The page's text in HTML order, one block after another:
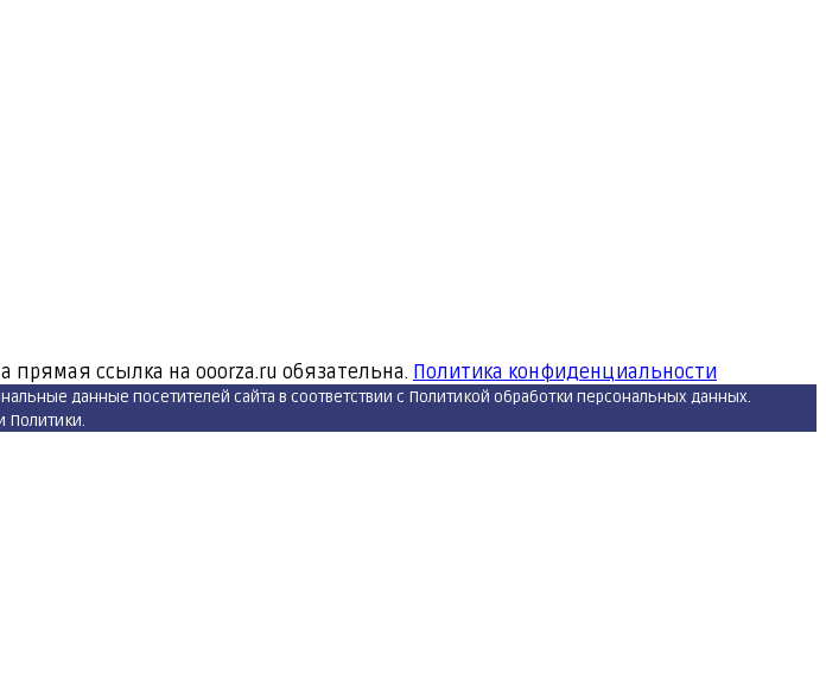
прямая ссылка на ooorza.ru обязательна. Политика конфиденциальности
данные посетителей сайта в соответствии с Политикой обработки персональных данных.
Политики.